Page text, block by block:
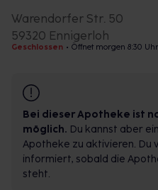
Warendorfer Str. 50
59320 Ennigerloh
Geschlossen • Öffnet morgen 8:30 Uhr
Bei dieser Apotheke ist
möglich. Du kannst aber
Apotheke zu aktivieren. Du
informiert, sobald die
steht.